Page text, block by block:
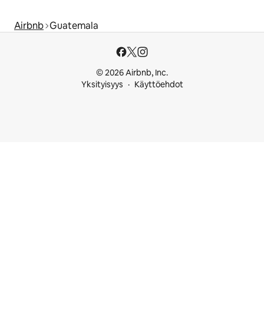
Airbnb Guatemala
© 2026 Airbnb, Inc.
Yksityisyys
Käyttöehdot